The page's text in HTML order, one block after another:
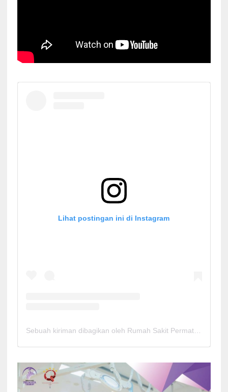
Lihat postingan ini di Instagram
Sebuah kiriman dibagikan oleh Rumah Sakit Permata Cirebon (@rspermatacirebon)